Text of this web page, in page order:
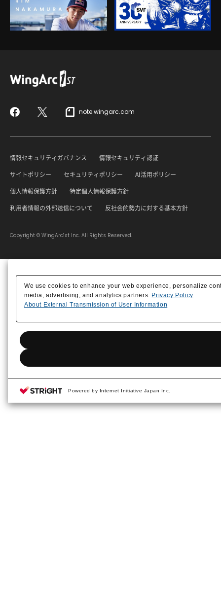
FacebookX note.wingarc.com
情報セキュリティガバナンス
情報セキュリティ認証
サイトポリシー
セキュリティポリシー
AI活用ポリシー
個人情報保護方針
特定個人情報保護方針
利用者情報の外部送信について
反社会的勢力に対する基本方針
Copyright © WingArc1st Inc. All Rights Reserved.
We use cookies to enhance your web experience, personalize
media, advertising, and analytics partners. Privacy Policy
About External Transmission of User Information
Powered by Internet Initiative Japan Inc.